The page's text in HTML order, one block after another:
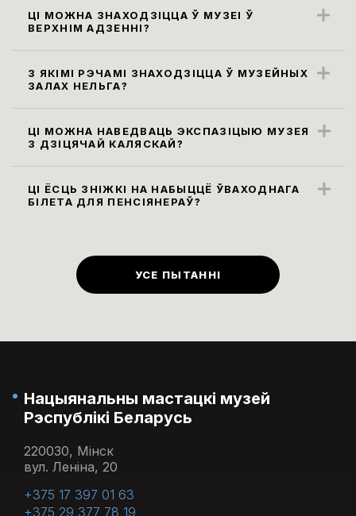
знаходзяцца ўздоўж вул. Карла Маркса
(паркоўка платная)
ЦІ МОЖНА ЗНАХОДЗІЦЦА Ў МУЗЕІ Ў
ВЕРХНІМ АДЗЕННІ?
прадугледжваюць наведванне экспазіцыі
ў верхнім адзенні. Яго неабходна
З ЯКІМІ РЭЧАМІ ЗНАХОДЗІЦЦА Ў МУЗЕЙНЫХ
ЗАЛАХ НЕЛЬГА?
больш за 30х40х20 см, а таксама,
парасоны неабходна здаць у гардэроб ці
вадой праносіць на экспазіцыю нельга,
ЦІ МОЖНА НАВЕДВАЦЬ ЭКСПАЗІЦЫЮ МУЗЕЯ
З ДЗІЦЯЧАЙ КАЛЯСКАЙ?
катэгорыі 0+.
ЦІ ЁСЦЬ ЗНІЖКІ НА НАБЫЦЦЁ ЎВАХОДНАГА
БІЛЕТА ДЛЯ ПЕНСІЯНЕРАЎ?
музеі прадугледжаны ў першы
панядзелак кожнага месяца.
УСЕ ПЫТАННІ
Нацыянальны мастацкі музей
Рэспублікі Беларусь
220030, Мінск
вул. Леніна, 20
+375 17 397 01 63
+375 29 377 78 19